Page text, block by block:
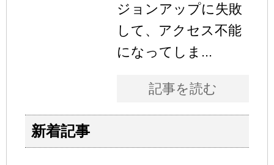
ジョンアップに失敗
して、アクセス不能
になってしま...
記事を読む
新着記事